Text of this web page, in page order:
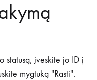
statusą, įveskite jo ID į
mygtuką "Rasti".